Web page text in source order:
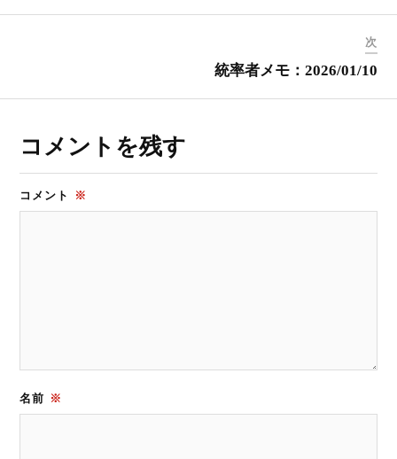
次
統率者メモ：2026/01/10
コメントを残す
コメント ※
名前 ※